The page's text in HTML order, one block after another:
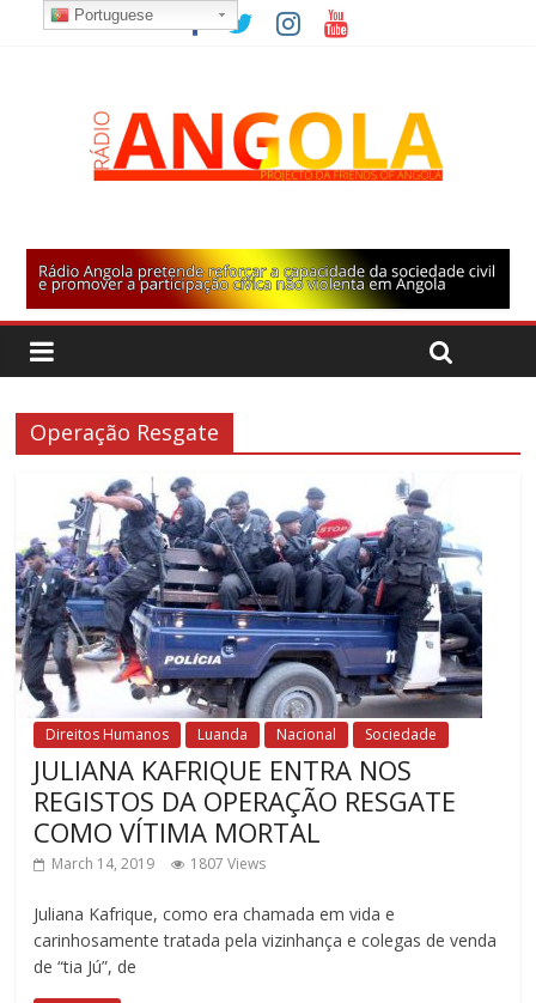
Operação Resgate
Direitos Humanos Luanda Nacional Sociedade
JULIANA KAFRIQUE ENTRA NOS
REGISTOS DA OPERAÇÃO RESGATE
COMO VÍTIMA MORTAL
March 14, 2019 1807 Views
Juliana Kafrique, como era chamada em vida e
carinhosamente tratada pela vizinhança e colegas de venda
de “tia Jú”, de
Portuguese